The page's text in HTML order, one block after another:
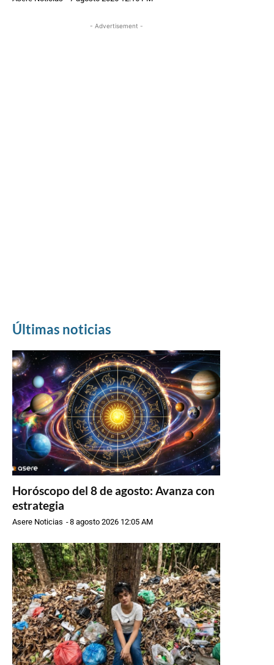
- Advertisement -
Últimas noticias
Horóscopo del 8 de agosto: Avanza con
estrategia
Asere Noticias -8 agosto 2026 12:05 AM